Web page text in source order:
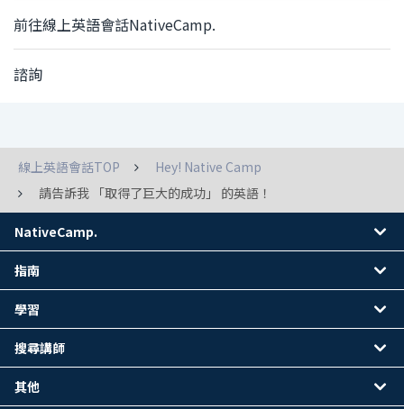
前往線上英語會話NativeCamp.
諮詢
線上英語會話TOP
Hey! Native Camp
請告訴我 「取得了巨大的成功」 的英語！
NativeCamp.
指南
學習
搜尋講師
其他